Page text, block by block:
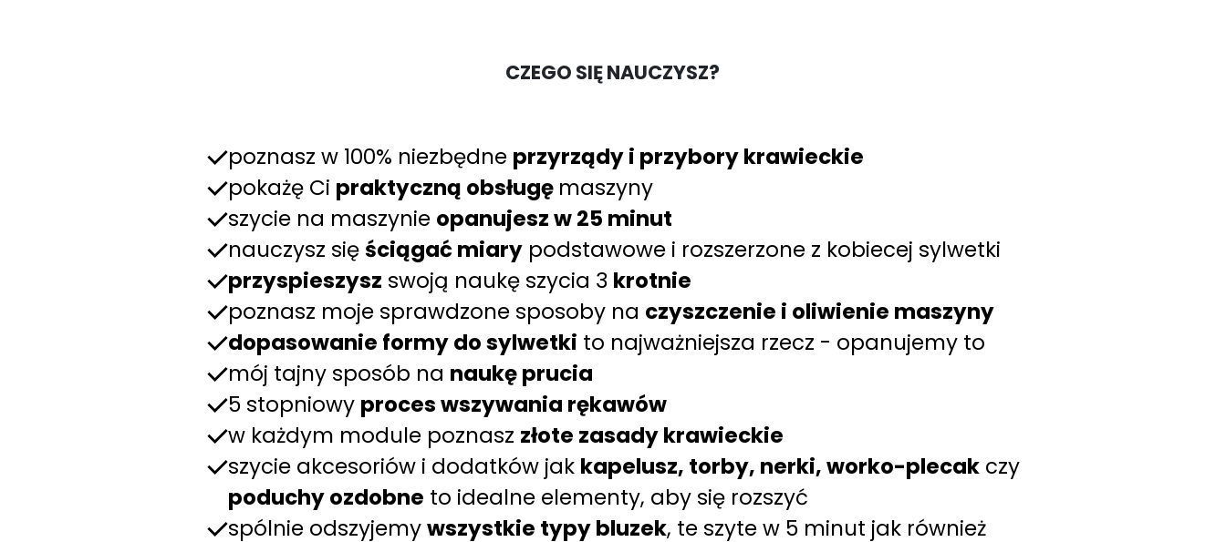
CZEGO SIĘ NAUCZYSZ?
poznasz w 100% niezbędne przyrządy i przybory krawieckie
pokażę Ci praktyczną obsługę maszyny
szycie na maszynie opanujesz w 25 minut
nauczysz sięściągać miary podstawowe i rozszerzone z kobiecej sylwetki
przyspieszysz swoją naukę szycia 3 krotnie
poznasz moje sprawdzone sposoby na czyszczenie i oliwienie maszyny
dopasowanie formy do sylwetki to najważniejsza rzecz - opanujemy to
mój tajny sposób na naukę prucia
5 stopniowy proces wszywania rękawów
w każdym module poznasz złote zasady krawieckie
szycie akcesoriów i dodatków jak kapelusz, torby, nerki, worko-plecak czy
poduchy ozdobne to idealne elementy, aby się rozszyć
spólnie odszyjemywszystkie typy bluzek, te szyte w 5 minut jak również